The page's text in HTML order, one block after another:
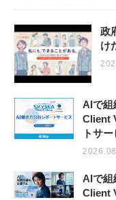
政
け
AIで組
Client
トサ
AIで組
Client